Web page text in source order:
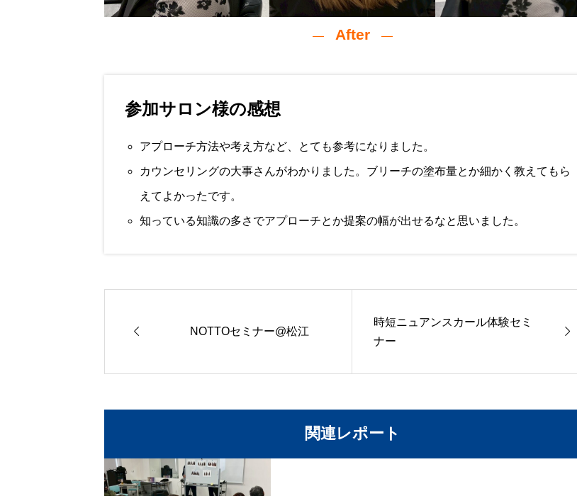
― After―
参加サロン様の感想
アプローチ方法や考え方など、とても参考になりました。
カウンセリングの大事さんがわかりました。ブリーチの塗布量とか細かく教えてもら
えてよかったです。
知っている知識の多さでアプローチとか提案の幅が出せるなと思いました。
 NOTTOセミナー@松江
時短ニュアンスカール体験セミ
ナー

関連レポート